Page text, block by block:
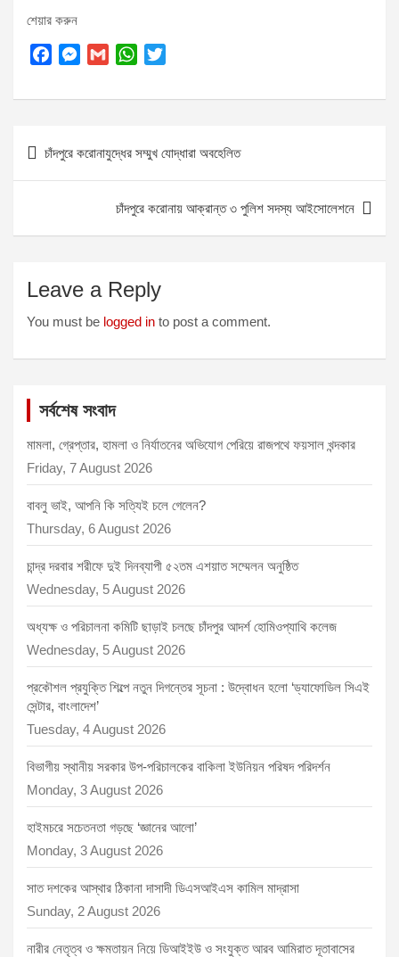
শেয়ার করুন
c
o
o
M
s
n
g
G
a
W
a
A
p
p
i
e
r
navigation
চাঁদপুরে করোনাযুদ্ধের সম্মুখ যোদ্ধারা অবহেলিত
চাঁদপুরে করোনায় আক্রান্ত ৩ পুলিশ সদস্য আইসোলেশনে
Leave a Reply
You must be logged in to post a comment.
সর্বশেষ সংবাদ
মামলা, গ্রেপ্তার, হামলা ও নির্যাতনের অভিযোগ পেরিয়ে রাজপথে ফয়সাল খন্দকার
Friday, 7 August 2026
বাবলু ভাই, আপনি কি সত্যিই চলে গেলেন?
Thursday, 6 August 2026
চান্দ্র দরবার শরীফে দুই দিনব্যাপী ৫২তম এশয়াত সম্মেলন অনুষ্ঠিত
Wednesday, 5 August 2026
অধ্যক্ষ ও পরিচালনা কমিটি ছাড়াই চলছে চাঁদপুর আদর্শ হোমিওপ্যাথি কলেজ
Wednesday, 5 August 2026
প্রকৌশল প্রযুক্তি শিল্পে নতুন দিগন্তের সূচনা : উদ্বোধন হলো ‘ড্যাফোডিল সিএই
সেন্টার, বাংলাদেশ’
Tuesday, 4 August 2026
বিভাগীয় স্থানীয় সরকার উপ-পরিচালকের বাকিলা ইউনিয়ন পরিষদ পরিদর্শন
Monday, 3 August 2026
হাইমচরে সচেতনতা গড়ছে ‘জ্ঞানের আলো’
Monday, 3 August 2026
সাত দশকের আস্থার ঠিকানা দাসাদী ডিএসআইএস কামিল মাদ্রাসা
Sunday, 2 August 2026
নারীর নেতৃত্ব ও ক্ষমতায়ন নিয়ে ডিআইইউ ও সংযুক্ত আরব আমিরাত দূতাবাসের